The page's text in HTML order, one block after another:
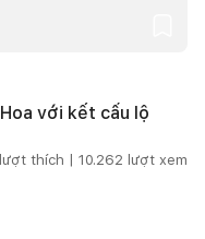
với kết cấu lộ
lượt thích | 10.262 lượt xem